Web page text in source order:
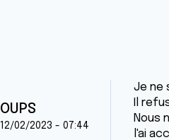
OUPS
12/02/2023 - 07:44
Je ne
Il
Nous
l'ai